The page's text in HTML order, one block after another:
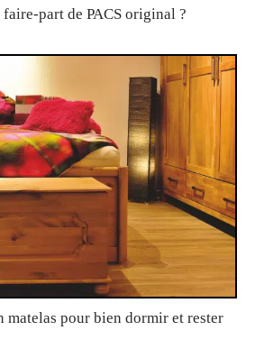
part de PACS original ?
matelas pour bien dormir et rester